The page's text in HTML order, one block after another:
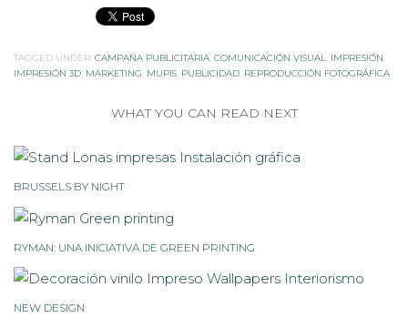
TAGGED UNDER: CAMPAÑA PUBLICITARIA COMUNICACIÓN VISUAL IMPRESIÓN
IMPRESIÓN 3D MARKETING MUPIS PUBLICIDAD REPRODUCCIÓN FOTOGRÁFICA
WHAT YOU CAN READ NEXT
BRUSSELS BY NIGHT
RYMAN: UNA INICIATIVA DE GREEN PRINTING
NEW DESIGN